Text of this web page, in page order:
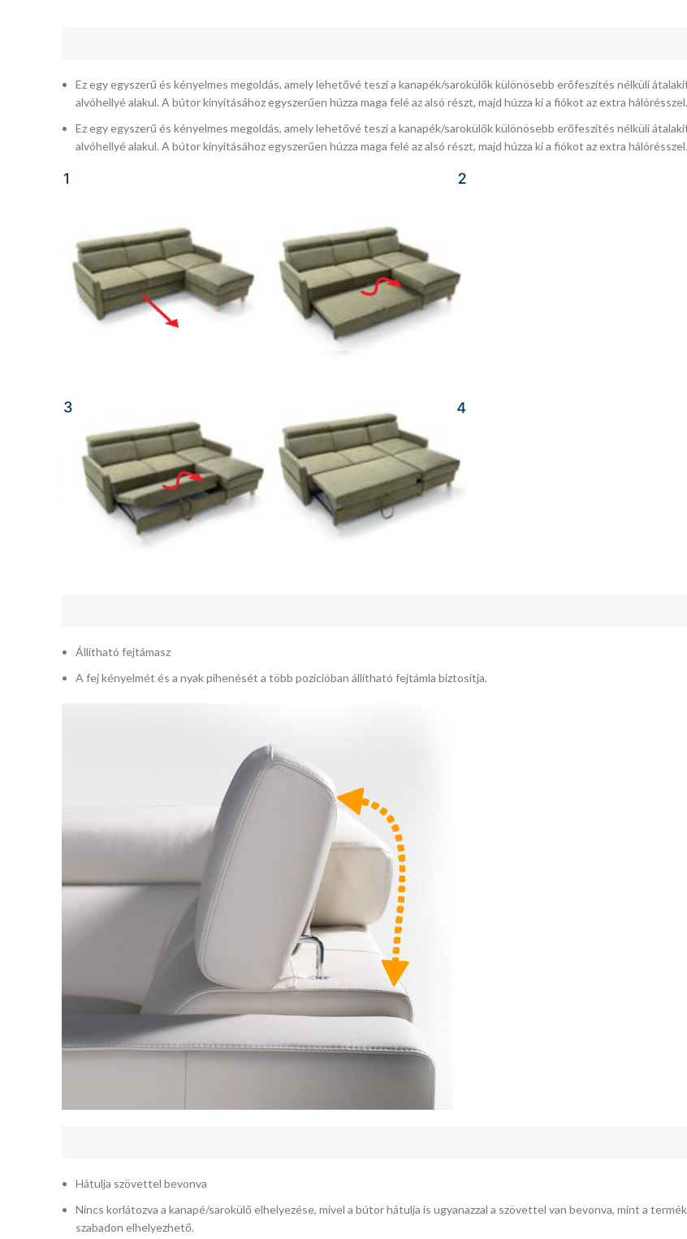
Ez egy egyszerű és kényelmes megoldás, amely lehetővé teszi a kanapék/sarokülők különösebb erőfeszítés nélküli
alvóhellyé alakul. A bútor kinyitásához egyszerűen húzza maga felé az alsó részt, majd húzza ki a fiókot az extra hálórésszel.
Ez egy egyszerű és kényelmes megoldás, amely lehetővé teszi a kanapék/sarokülők különösebb erőfeszítés nélküli
alvóhellyé alakul. A bútor kinyitásához egyszerűen húzza maga felé az alsó részt, majd húzza ki a fiókot az extra hálórésszel.
Állítható fejtámasz
A fej kényelmét és a nyak pihenését a több pozícióban állítható fejtámla biztosítja.
Hátulja szövettel bevonva
Nincs korlátozva a kanapé/sarokülő elhelyezése, mivel a bútor hátulja is ugyanazzal a szövettel van bevonva, mint a
szabadon elhelyezhető.